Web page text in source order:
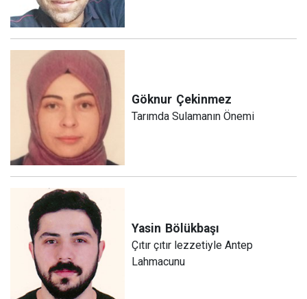
Göknur Çekinmez
Tarımda Sulamanın Önemi
Yasin Bölükbaşı
Çıtır çıtır lezzetiyle Antep
Lahmacunu